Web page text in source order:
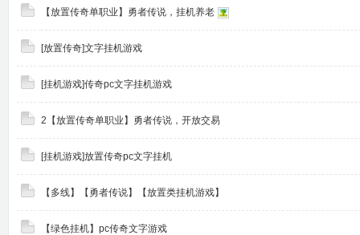
【放置传奇单职业】勇者传说，挂机养老
[放置传奇]文字挂机游戏
[挂机游戏]传奇pc文字挂机游戏
2【放置传奇单职业】勇者传说，开放交易
[挂机游戏]放置传奇pc文字挂机
【多线】【勇者传说】【放置类挂机游戏】
【绿色挂机】pc传奇文字游戏